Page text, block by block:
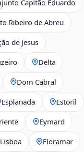
Capitão Eduardo
Ribeiro de Abreu
de Jesus
Delta
Dom Cabral
Esplanada Estoril
Eymard
Floramar